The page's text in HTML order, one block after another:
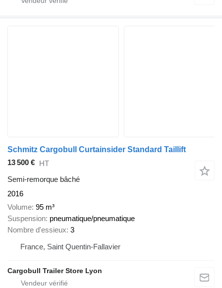
Schmitz Cargobull Curtainsider Standard Taillift
13 500 € HT
Semi-remorque bâché
2016
Volume 95 m³
Suspension pneumatique/pneumatique
Nombre d'essieux 3
France, Saint Quentin-Fallavier
Cargobull Trailer Store Lyon